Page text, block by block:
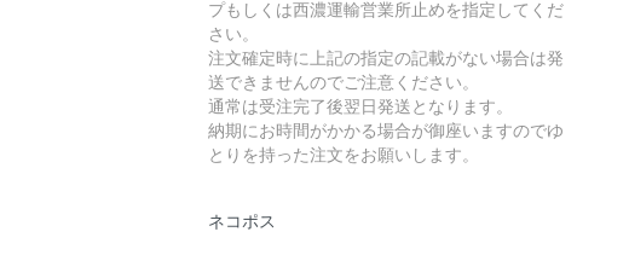
プもしくは西濃運輸営業所止めを指定してくだ
さい。
注文確定時に上記の指定の記載がない場合は発
送できませんのでご注意ください。
通常は受注完了後翌日発送となります。
納期にお時間がかかる場合が御座いますのでゆ
とりを持った注文をお願いします。
ネコポス